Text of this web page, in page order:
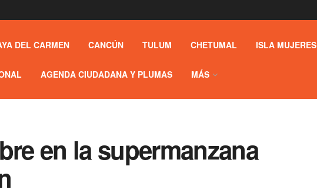
DEL CARMEN CANCÚN TULUM CHETUMAL ISLA MUJERES
AGENDA CIUDADANA Y PLUMAS MÁS
en la supermanzana